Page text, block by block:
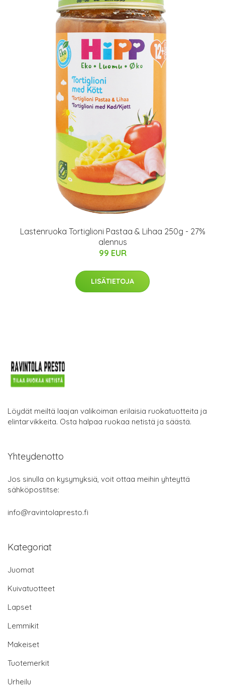
Lastenruoka Tortiglioni Pastaa & Lihaa 250g - 27%
alennus
99 EUR
LISÄTIETOJA
Löydät meiltä laajan valikoiman erilaisia ruokatuotteita ja
elintarvikkeita. Osta halpaa ruokaa netistä ja säästä.
Yhteydenotto
Jos sinulla on kysymyksiä, voit ottaa meihin yhteyttä
sähköpostitse:
info@ravintolapresto.fi
Kategoriat
Juomat
Kuivatuotteet
Lapset
Lemmikit
Makeiset
Tuotemerkit
Urheilu